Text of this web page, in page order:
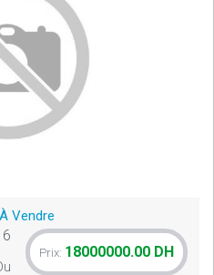
Vendre
Prix: 18000000.00 DH